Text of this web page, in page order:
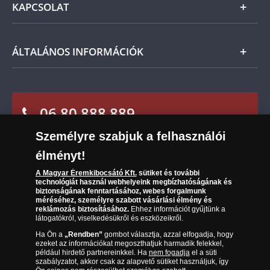
visszaküldheti. A
mennyiben időközben kifizette a
termék árát, akkor azt visszatérítjük Önnek.
Magyar
KAPCSOLAT
Ügyfélszolgálat
Leiratkozás a hírlevélről
ÁLTALÁNOS INFORMÁCIÓK
Sütik (cookies) használata
Süti (cookies)Beállítások
Társaságunkról
Az érmék és érmek ára és értéke
Gyakran ismételt kérdések
Adatkezelés
06 80 888 889
(díjmentesen hívható hétfőtől csütörtökig 9.00 és 17.00
óra között, péntekenként 9.00 és 15.00 óra között)
Személyre szabjuk a felhasználói
élményt!
A Magyar Éremkibocsátó Kft.sütiket és további
technológiát használ webhelyeink megbízhatóságának és
biztonságának fenntartásához, webes forgalmunk
méréséhez, személyre szabott vásárlási élmény és
reklámozás biztosításához.Ehhez információt gyűjtünk a
látogatókról, viselkedésükről és eszközeikről.
Ha Ön a „Rendben”gombot választja, azzal elfogadja, hogy
ezeket az információkat megoszthatjuk harmadik felekkel,
például hirdető partnereinkkel. Ha nem fogadjael a süti
szabályzatot, akkor csak az alapvető sütiket használjuk, így